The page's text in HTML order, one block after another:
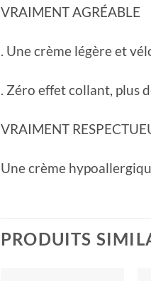
VRAIMENT AGRÉABLE
. Une crème légère et
. Zéro effet collant, plus
VRAIMENT
Une crème
PRODUITS